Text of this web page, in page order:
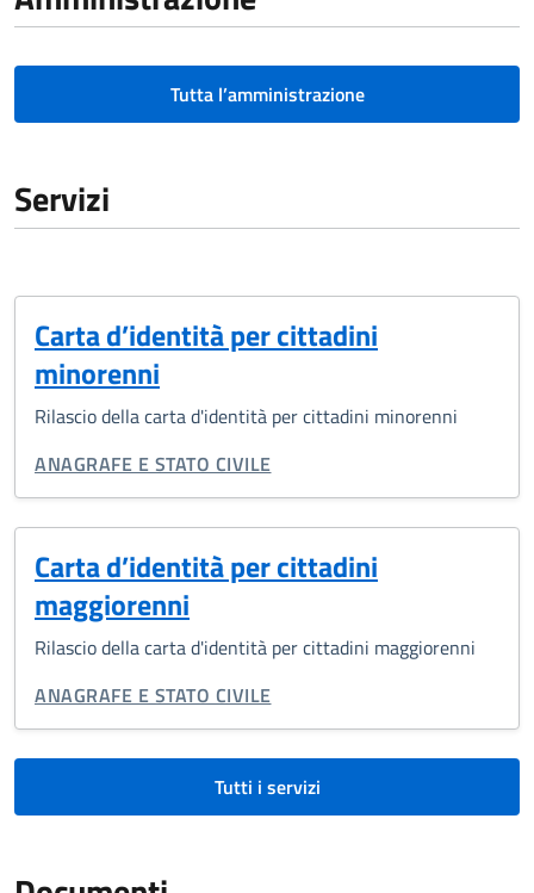
Tutta l’amministrazione
Servizi
Carta d’identità per cittadini
minorenni
Rilascio della carta d'identità per cittadini minorenni
CATEGORIA CORRELATA:
ANAGRAFE E STATO CIVILE
Carta d’identità per cittadini
maggiorenni
Rilascio della carta d'identità per cittadini maggiorenni
CATEGORIA CORRELATA:
ANAGRAFE E STATO CIVILE
Tutti i servizi